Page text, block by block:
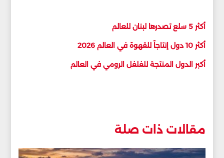
أكثر 5 سلع تصدرها لبنان للعالم
أكثر 10 دول إنتاجاً للقهوة في العالم 2026
أكبر الدول المنتجة للفلفل الرومي في العالم
مقالات ذات صلة